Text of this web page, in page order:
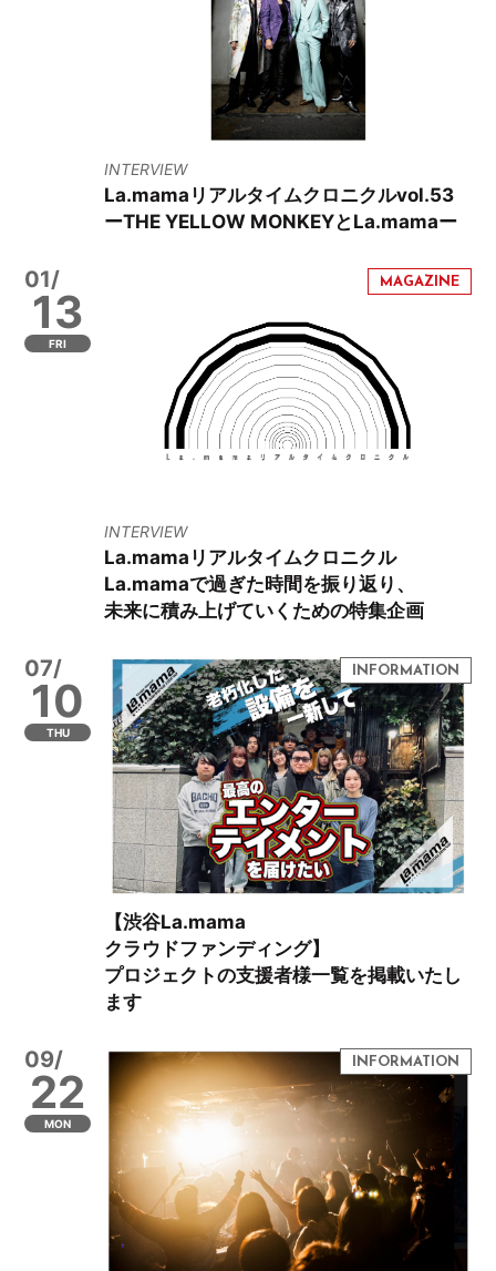
INTERVIEW
La.mamaリアルタイムクロニクルvol.53
ーTHE YELLOW MONKEYとLa.mamaー
01/
13
FRI
INTERVIEW
La.mamaリアルタイムクロニクル
La.mamaで過ぎた時間を振り返り、
未来に積み上げていくための特集企画
07/
10
THU
【渋谷La.mama
クラウドファンディング】
プロジェクトの支援者様一覧を掲載いたし
ます
09/
22
MON